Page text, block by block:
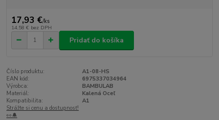
17,93 €/ks
14,58 € bez DPH
Pridať do košíka
Číslo produktu:
A1-08-HS
EAN kód:
6975337034964
Výrobca:
BAMBULAB
Materiál:
Kalená Oceľ
Kompatibilita:
A1
Strážte si cenu a dostupnosť!
👀🔔